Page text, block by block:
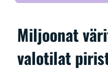
Miljoonat
valotilat